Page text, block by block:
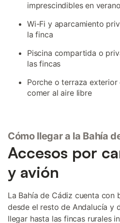
imprescindibles en verano
Wi-Fi y aparcamiento
la finca
Piscina compartida o
las fincas
Porche o terraza
comer al aire libre
Cómo llegar a la Bahía
Accesos por
y avión
La Bahía de Cádiz cuenta con
desde el resto de Andalucía y
llegar hasta las fincas rurales